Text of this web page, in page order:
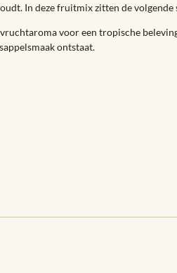
In deze fruitmix zitten de volgende
voor een tropische
ontstaat.